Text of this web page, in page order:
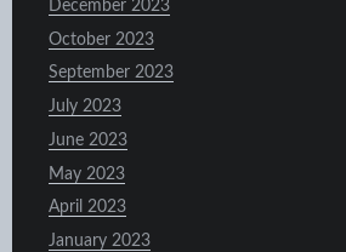
December 2023
October 2023
September 2023
July 2023
June 2023
May 2023
April 2023
January 2023